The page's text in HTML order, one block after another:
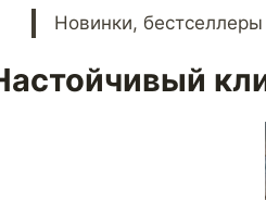
Новинки,